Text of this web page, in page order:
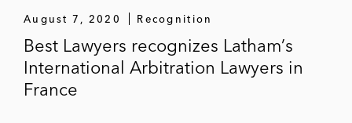
August 7, 2020 Recognition
Best Lawyers recognizes Latham’s
International Arbitration Lawyers in
France